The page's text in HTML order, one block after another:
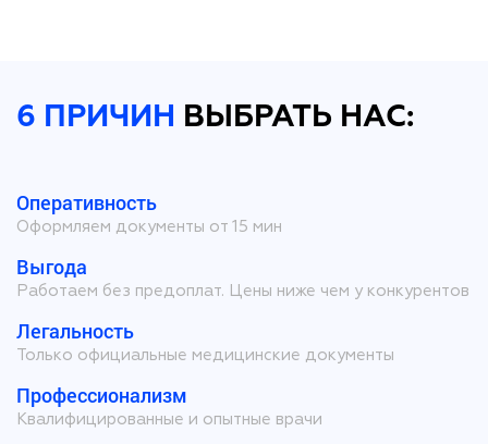
6 ПРИЧИН ВЫБРАТЬ НАС:
Оперативность
Оформляем документы от 15 мин
Выгода
Работаем без предоплат. Цены ниже чем у конкурентов
Легальность
Только официальные медицинские документы
Профессионализм
Квалифицированные и опытные врачи